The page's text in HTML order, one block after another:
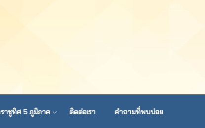
าชูทิศ 5 ภูมิภาค ติดต่อเรา คำถามที่พบบ่อย